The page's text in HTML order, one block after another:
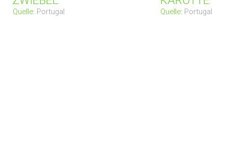
Quelle: Portugal Quelle: Portugal